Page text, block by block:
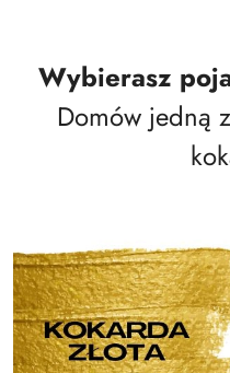
Wybierasz
Domów jedną